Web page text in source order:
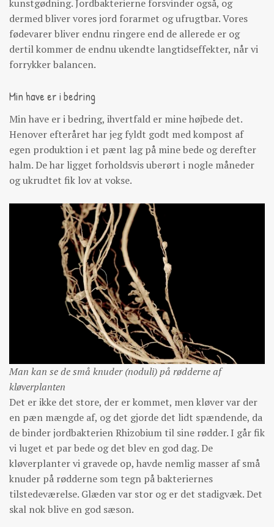
kunstgødning. Jordbakterierne forsvinder også, og
dermed bliver vores jord forarmet og ufrugtbar. Vores
fødevarer bliver endnu ringere end de allerede er og
dertil kommer de endnu ukendte langtidseffekter, når vi
forrykker balancen.
Min have er i bedring
Min have er i bedring, ihvertfald er mine højbede det.
Henover efteråret har jeg fyldt godt med kompost af
egen produktion i et pænt lag på mine bede og derefter
halm. De har ligget forholdsvis uberørt i nogle måneder
og ukrudtet fik lov at vokse.
Man kan se de små knuder (noduli) på rødderne af
kløverplanten
Det er ikke det store, der er kommet, men kløver var der
en pæn mængde af, og det gjorde det lidt spændende, da
de binder jordbakterien Rhizobium til sine rødder. I går fik
vi luget et par bede og det blev en god dag. De
kløverplanter vi gravede op, havde nemlig masser af små
knuder på rødderne som tegn på bakteriernes
tilstedeværelse. Glæden var stor og er det stadigvæk. Det
skal nok blive en god sæson.